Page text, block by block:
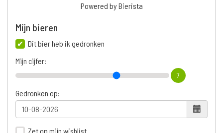
Powered by Bierista
Mijn bieren
Dit bier heb ik gedronken
Mijn cijfer:
7
Gedronken op:
Zet op mijn wishlist